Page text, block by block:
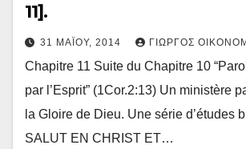
11].
31 ΜΑΪ́ΟΥ, 2014 ΓΙΏΡΓΟΣ
Chapitre 11 Suite du Chapitre 10
par l’Esprit” (1Cor.2:13) Un ministère
la Gloire de Dieu. Une série d’études
SALUT EN CHRIST ET…